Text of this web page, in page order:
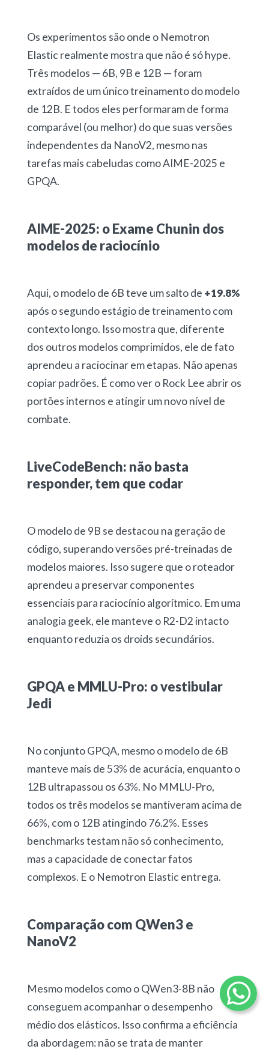
Os experimentos são onde o Nemotron
Elastic realmente mostra que não é só hype.
Três modelos — 6B, 9B e 12B — foram
extraídos de um único treinamento do modelo
de 12B. E todos eles performaram de forma
comparável (ou melhor) do que suas versões
independentes da NanoV2, mesmo nas
tarefas mais cabeludas como AIME-2025 e
GPQA.
AIME-2025: o Exame Chunin dos
modelos de raciocínio
Aqui, o modelo de 6B teve um salto de +19.8%
após o segundo estágio de treinamento com
contexto longo. Isso mostra que, diferente
dos outros modelos comprimidos, ele de fato
aprendeu a raciocinar em etapas. Não apenas
copiar padrões. É como ver o Rock Lee abrir os
portões internos e atingir um novo nível de
combate.
LiveCodeBench: não basta
responder, tem que codar
O modelo de 9B se destacou na geração de
código, superando versões pré-treinadas de
modelos maiores. Isso sugere que o roteador
aprendeu a preservar componentes
essenciais para raciocínio algorítmico. Em uma
analogia geek, ele manteve o R2-D2 intacto
enquanto reduzia os droids secundários.
GPQA e MMLU-Pro: o vestibular
Jedi
No conjunto GPQA, mesmo o modelo de 6B
manteve mais de 53% de acurácia, enquanto o
12B ultrapassou os 63%. No MMLU-Pro,
todos os três modelos se mantiveram acima de
66%, com o 12B atingindo 76.2%. Esses
benchmarks testam não só conhecimento,
mas a capacidade de conectar fatos
complexos. E o Nemotron Elastic entrega.
Comparação com QWen3 e
NanoV2
Mesmo modelos como o QWen3-8B não
conseguem acompanhar o desempenho
médio dos elásticos. Isso confirma a eficiência
da abordagem: não se trata de manter